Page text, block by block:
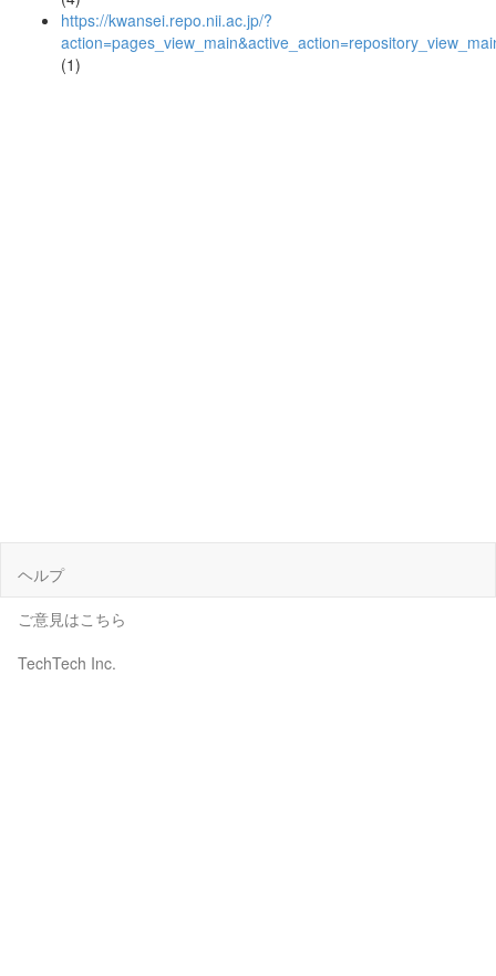
https://kwansei.repo.nii.ac.jp/?
(1)
ヘルプ
ご意見はこちら
TechTech Inc.